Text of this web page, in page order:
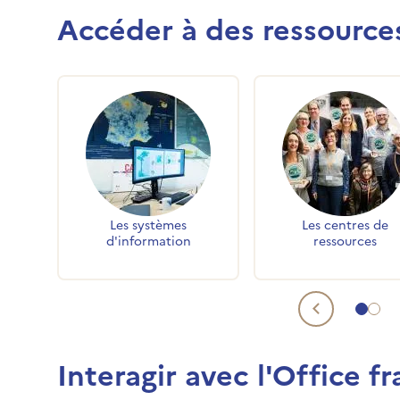
Accéder à des
Accès rapides
Aller
Les systèmes
d'information
Les centres de
ressources
Interagir avec l'Office